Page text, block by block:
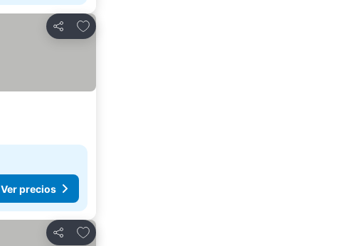
Compartir
Agregar a favoritos
Ver precios
Compartir
Agregar a favoritos